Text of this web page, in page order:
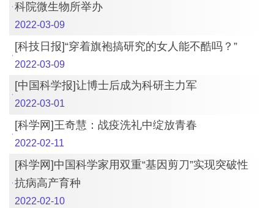
科院微生物所举办
2022-03-09
[科技日报]“穿着旗袍搞研究的女人能不酷吗？”
2022-03-09
[中国科学报]让博士后成为科研主力军
2022-03-01
[科学网]王奇慧：战疫洗礼中绽放青春
2022-02-11
[科学网]中国科学家用双重“基因剪刀”实现突破性
抗病高产育种
2022-02-10